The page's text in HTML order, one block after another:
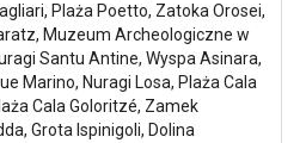
Plaża Poetto, Zatoka Orosei,
Muzeum Archeologiczne w
Santu Antine, Wyspa Asinara,
Marino, Nuragi Losa, Plaża Cala
Cala Goloritzé, Zamek
Grota Ispinigoli, Dolina